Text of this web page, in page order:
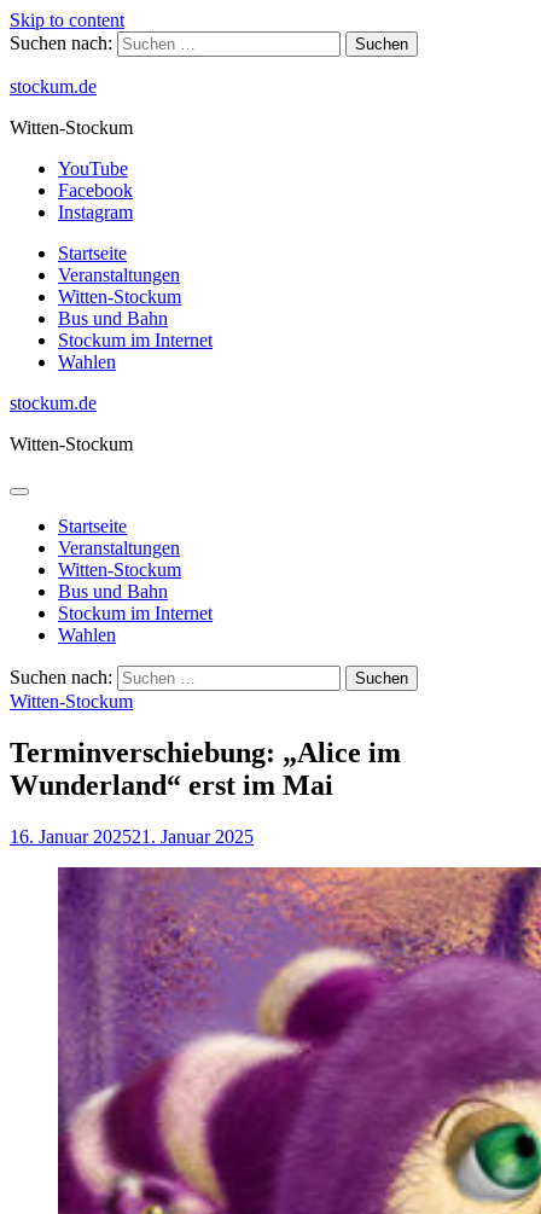
Skip to content
Suchen nach:
stockum.de
Witten-Stockum
YouTube
Facebook
Instagram
Startseite
Veranstaltungen
Witten-Stockum
Bus und Bahn
Stockum im Internet
Wahlen
stockum.de
Witten-Stockum
Startseite
Veranstaltungen
Witten-Stockum
Bus und Bahn
Stockum im Internet
Wahlen
Suchen nach:
Witten-Stockum
Terminverschiebung: „Alice im
Wunderland“ erst im Mai
16. Januar 202521. Januar 2025